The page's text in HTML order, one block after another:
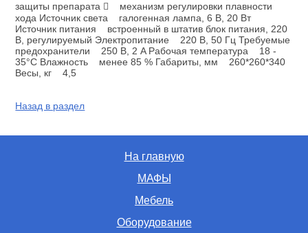
защиты препарата  механизм регулировки плавности
хода Источник света галогенная лампа, 6 В, 20 Вт
Источник питания встроенный в штатив блок питания, 220
В, регулируемый Электропитание 220 В, 50 Гц Требуемые
предохранители 250 В, 2 A Рабочая температура 18 -
35°С Влажность менее 85 % Габариты, мм 260*260*340
Весы, кг 4,5
Назад в раздел
На главную
МАФЫ
Мебель
Оборудование